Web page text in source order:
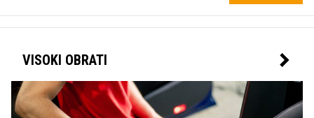
VISOKI OBRATI